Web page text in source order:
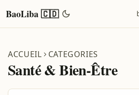
BaoLiba 🇨🇩
ACCUEIL CATEGORIES
Santé & Bien-Être